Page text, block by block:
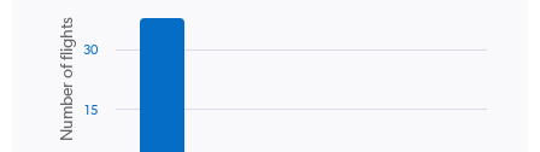
axis
displaying
values.
Range:
chart
with
bars.
The
Chart
graphic.
Number of flights 15
30